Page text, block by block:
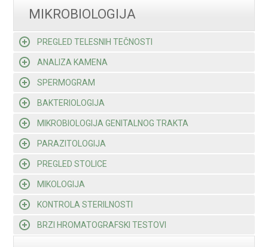
MIKROBIOLOGIJA
PREGLED TELESNIH TEČNOSTI
ANALIZA KAMENA
SPERMOGRAM
BAKTERIOLOGIJA
MIKROBIOLOGIJA GENITALNOG TRAKTA
PARAZITOLOGIJA
PREGLED STOLICE
MIKOLOGIJA
KONTROLA STERILNOSTI
BRZI HROMATOGRAFSKI TESTOVI